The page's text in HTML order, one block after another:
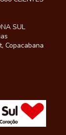
SUL
Copacabana